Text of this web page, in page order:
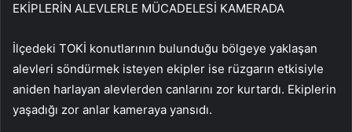
EKİPLERİN ALEVLERLE MÜCADELESİ KAMERADA
İlçedeki TOKİ konutlarının bulunduğu bölgeye yaklaşan
alevleri söndürmek isteyen ekipler ise rüzgarın etkisiyle
aniden harlayan alevlerden canlarını zor kurtardı. Ekiplerin
yaşadığı zor anlar kameraya yansıdı.